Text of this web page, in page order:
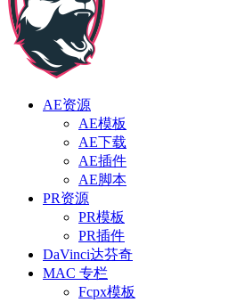
AE资源
AE模板
AE下载
AE插件
AE脚本
PR资源
PR模板
PR插件
DaVinci达芬奇
MAC 专栏
Fcpx模板